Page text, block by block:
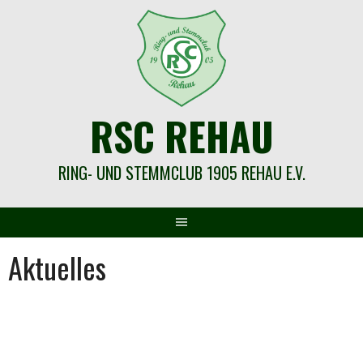
RSC REHAU
RING- UND STEMMCLUB 1905 REHAU E.V.
Aktuelles